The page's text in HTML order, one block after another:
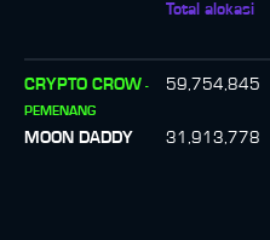
Total alokasi
CRYPTO CROW -
PEMENANG
59,754,845
MOON DADDY 31,913,778